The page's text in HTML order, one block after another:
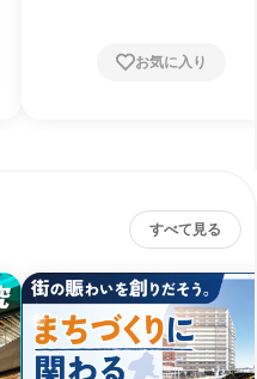
お気に入り
すべて見る